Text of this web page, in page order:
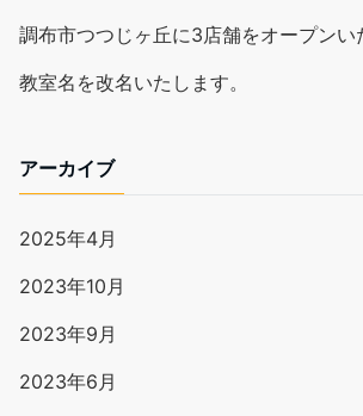
調布市つつじヶ丘に3店舗をオープンい
教室名を改名いたします。
アーカイブ
2025年4月
2023年10月
2023年9月
2023年6月